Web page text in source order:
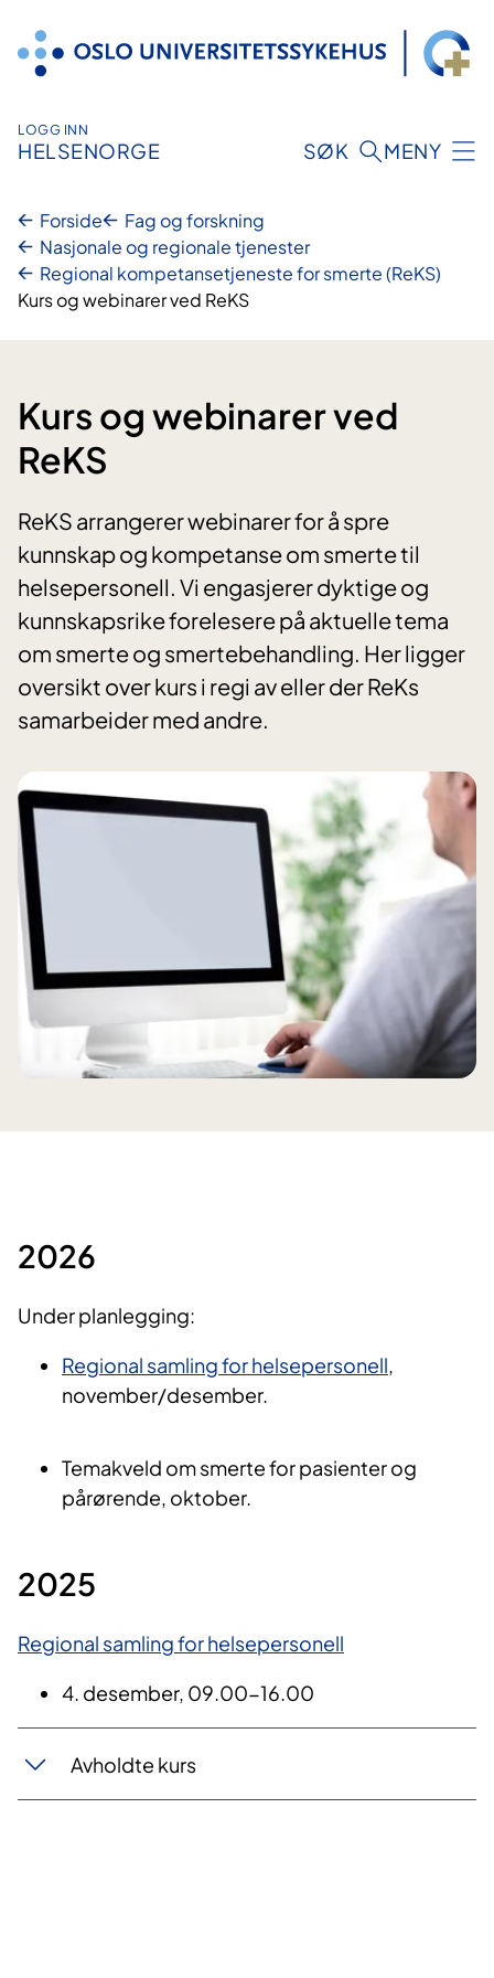
innhold
LOGG INN
HELSENORGE SØK MENY
Forside
Fag og forskning
Nasjonale og regionale tjenester
Regional kompetansetjeneste for smerte (ReKS)
Kurs og webinarer ved ReKS
Kurs og webinarer ved
ReKS
ReKS arrangerer webinarer for å spre
kunnskap og kompetanse om smerte til
helsepersonell. Vi engasjerer dyktige og
kunnskapsrike forelesere på aktuelle tema
om smerte og smertebehandling. Her ligger
oversikt over kurs i regi av eller der ReKs
samarbeider med andre.
2026
Under planlegging:
Regional samling for helsepersonell,
november/desember.
Temakveld om smerte for pasienter og
pårørende, oktober.
2025
Regional samling for helsepersonell
4. desember, 09.00-16.00
Avholdte kurs